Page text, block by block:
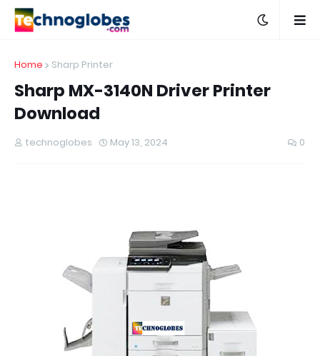
Home Sharp Printer
Sharp MX-3140N Driver Printer
Download
technoglobes May 13, 2024 0